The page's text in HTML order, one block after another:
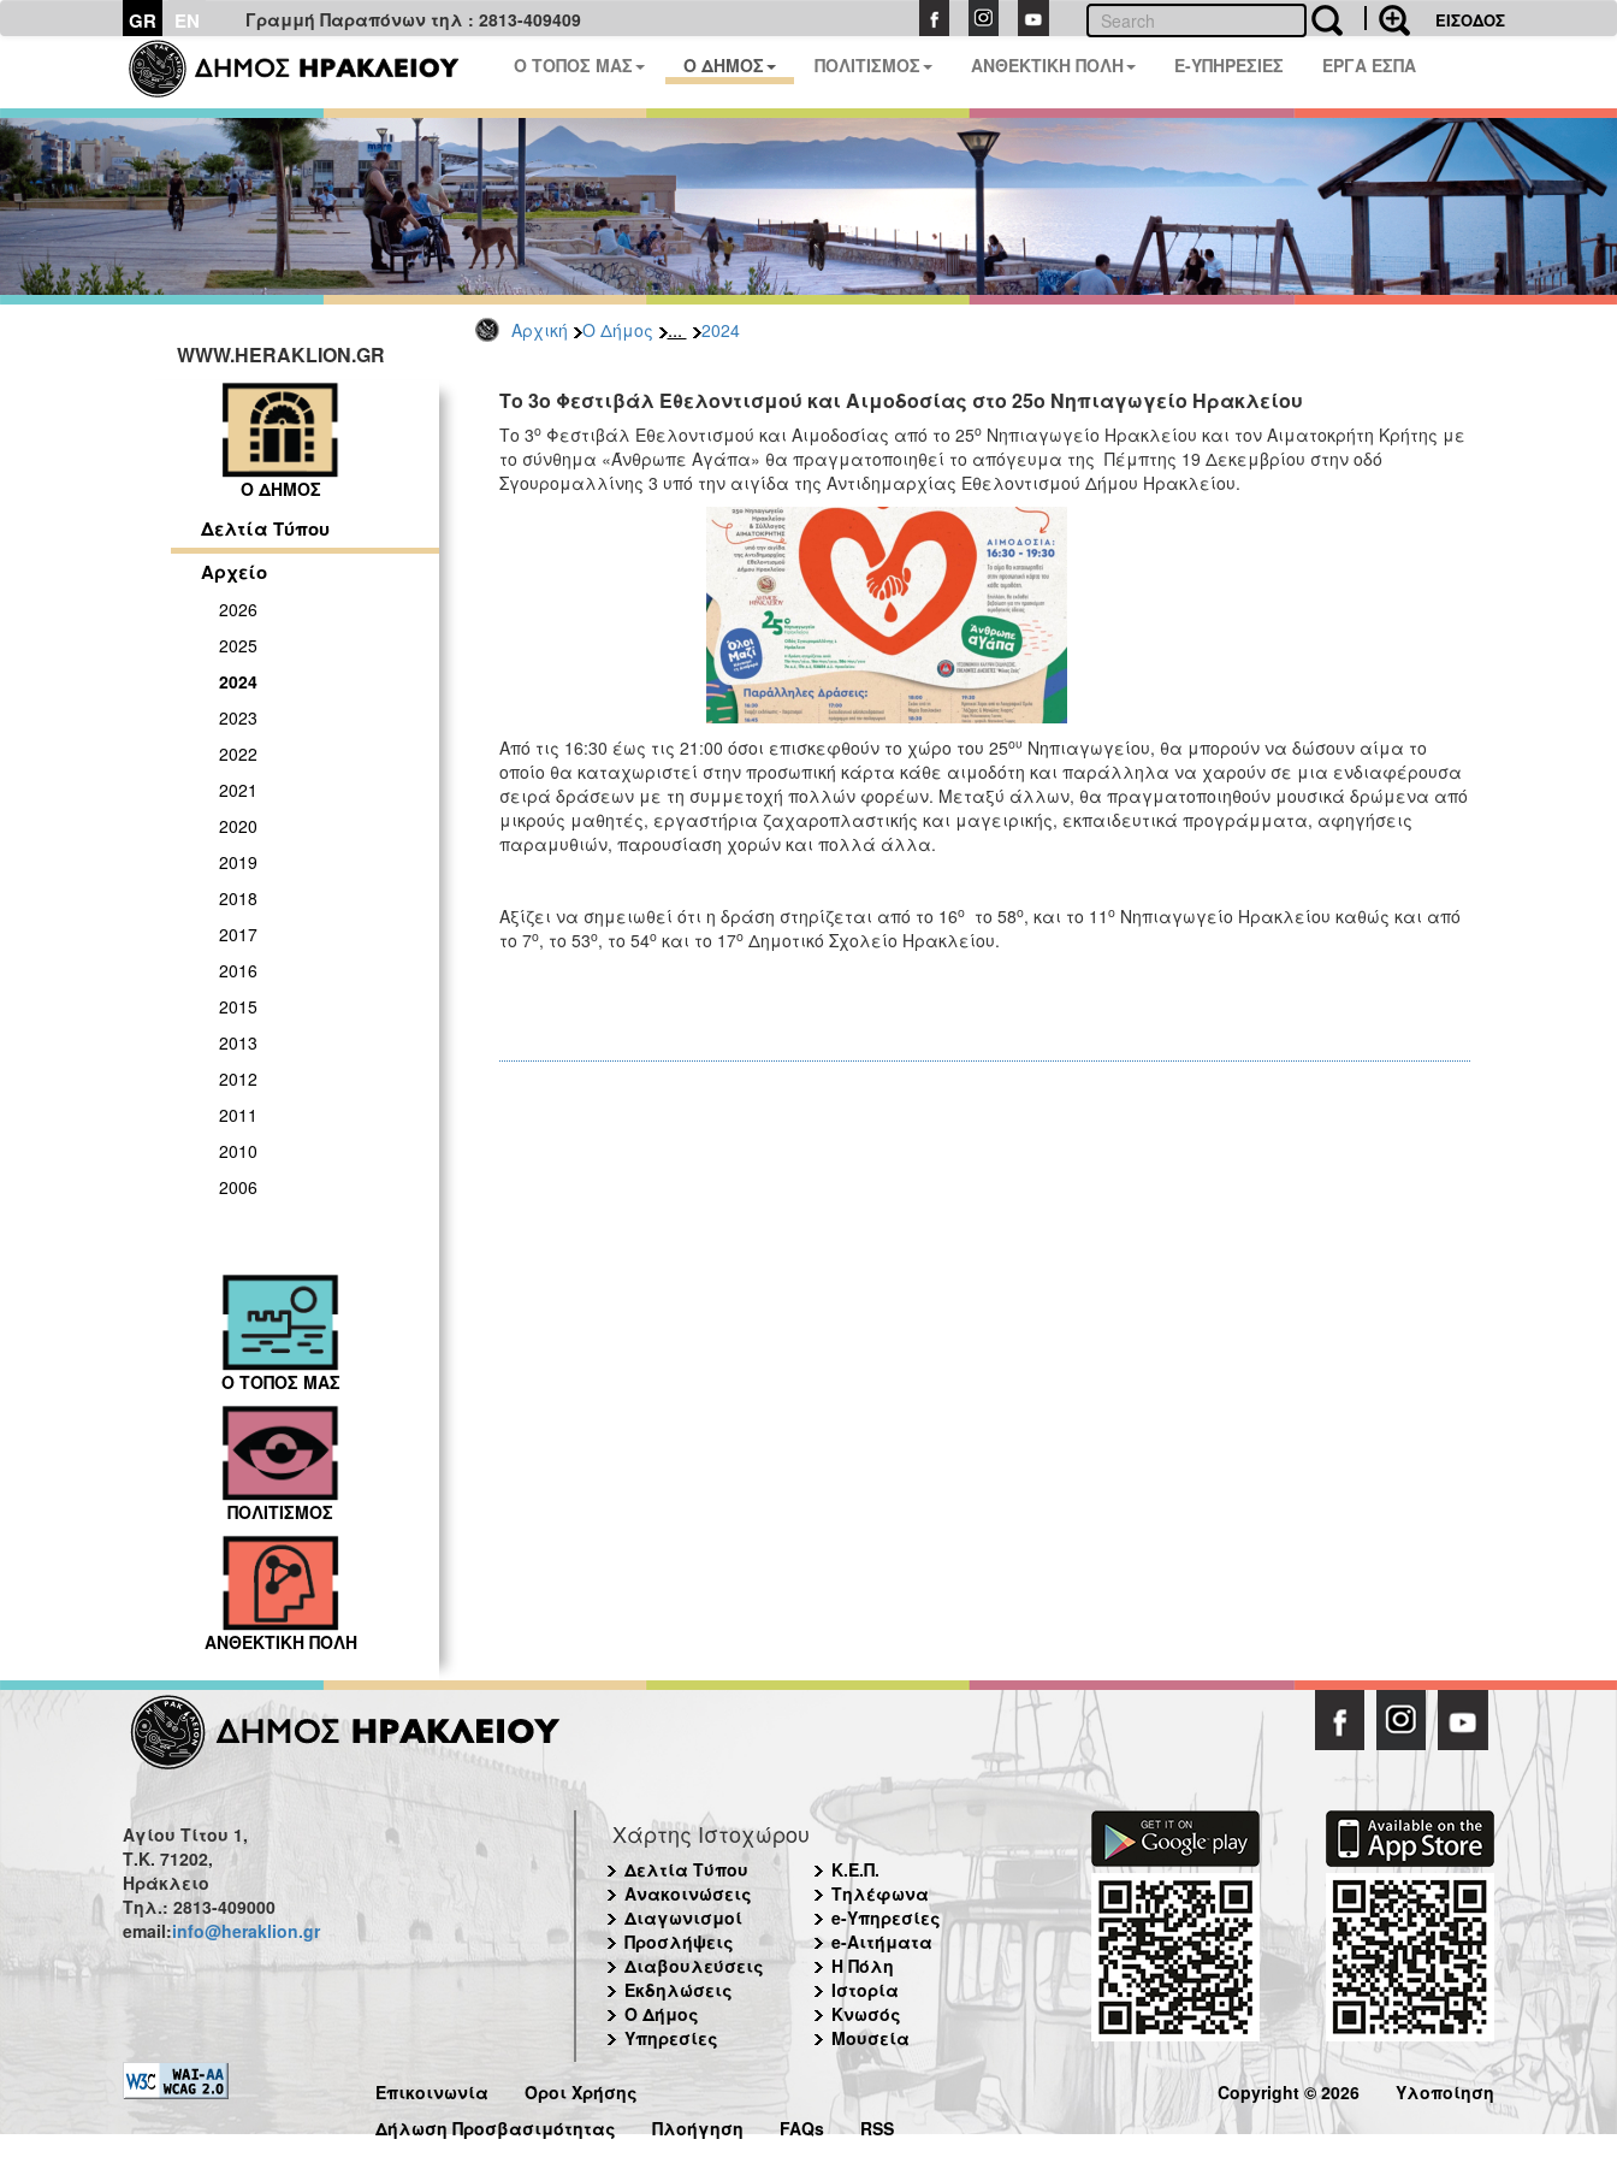
GR EN Γραμμή Παραπόνων τηλ : 2813-409409 ΕΙΣΟΔΟΣ
Ο ΤΟΠΟΣ ΜΑΣ Ο ΔΗΜΟΣ ΠΟΛΙΤΙΣΜΟΣ ΑΝΘΕΚΤΙΚΗ ΠΟΛΗ E-ΥΠΗΡΕΣΙΕΣ ΕΡΓΑ ΕΣΠΑ
Αρχική Ο Δήμος ... 2024
WWW.HERAKLION.GR
Ο ΔΗΜΟΣ
Δελτία Τύπου
Αρχείο
2026
2025
2024
2023
2022
2021
2020
2019
2018
2017
2016
2015
2013
2012
2011
2010
2006
Ο ΤΟΠΟΣ ΜΑΣ
ΠΟΛΙΤΙΣΜΟΣ
ΑΝΘΕΚΤΙΚΗ ΠΟΛΗ
Το 3ο Φεστιβάλ Εθελοντισμού και Αιμοδοσίας στο 25ο Νηπιαγωγείο Ηρακλείου
Το 3οΦεστιβάλ Εθελοντισμού και Αιμοδοσίας από το 25οΝηπιαγωγείο Ηρακλείου και τον Αιματοκρήτη Κρήτης με
το σύνθημα «Άνθρωπε Αγάπα» θα πραγματοποιηθεί το απόγευμα της Πέμπτης 19 Δεκεμβρίου στην οδό
Σγουρομαλλίνης 3 υπό την αιγίδα της Αντιδημαρχίας Εθελοντισμού Δήμου Ηρακλείου.
Από τις 16:30 έως τις 21:00 όσοι επισκεφθούν το χώρο του 25ου Νηπιαγωγείου, θα μπορούν να δώσουν αίμα το
οποίο θα καταχωριστεί στην προσωπική κάρτα κάθε αιμοδότη και παράλληλα να χαρούν σε μια ενδιαφέρουσα
σειρά δράσεων με τη συμμετοχή πολλών φορέων. Μεταξύ άλλων, θα πραγματοποιηθούν μουσικά δρώμενα από
μικρούς μαθητές, εργαστήρια ζαχαροπλαστικής και μαγειρικής, εκπαιδευτικά προγράμματα, αφηγήσεις
παραμυθιών, παρουσίαση χορών και πολλά άλλα.
Αξίζει να σημειωθεί ότι η δράση στηρίζεται από το 16οτο 58ο, και το 11 οΝηπιαγωγείο Ηρακλείου καθώς και από
το 7ο, το 53ο, το 54οκαι το 17οΔημοτικό Σχολείο Ηρακλείου.
Αγίου Τίτου 1,
Τ.Κ. 71202,
Ηράκλειο
Τηλ.: 2813-409000
email:info@heraklion.gr
Χάρτης Ιστοχώρου
Δελτία Τύπου
Ανακοινώσεις
Διαγωνισμοί
Προσλήψεις
Διαβουλεύσεις
Εκδηλώσεις
Ο Δήμος
Υπηρεσίες
Κ.Ε.Π.
Τηλέφωνα
e-Υπηρεσίες
e-Αιτήματα
Η Πόλη
Ιστορία
Κνωσός
Μουσεία
Επικοινωνία
Όροι Χρήσης
Δήλωση Προσβασιμότητας
Πλοήγηση FAQs RSS
Copyright © 2026 Υλοποίηση